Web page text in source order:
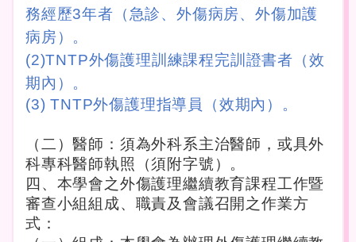
務經歷3年者（急診、外傷病房、外傷加護
病房）。
(2)TNTP外傷護理訓練課程完訓證書者（效
期內）。
(3) TNTP外傷護理指導員（效期內）。
（二）醫師：須為外科系主治醫師，或具外
科專科醫師執照（須附字號）。
四、 本學會之外傷護理繼續教育課程工作暨
審查小組組成、職責及會議召開之作業方
式：